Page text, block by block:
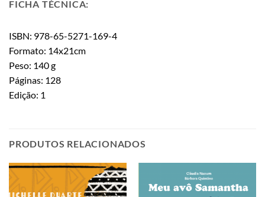
FICHA TÉCNICA:
ISBN: 978-65-5271-169-4
Formato: 14x21cm
Peso: 140 g
Páginas: 128
Edição: 1
PRODUTOS RELACIONADOS